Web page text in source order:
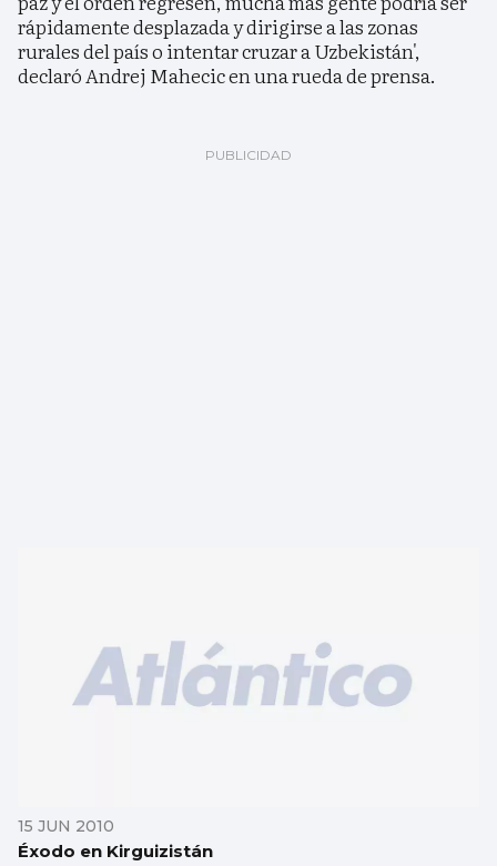
rápidamente desplazada y dirigirse a las zonas
rurales del país o intentar cruzar a Uzbekistán',
declaró Andrej Mahecic en una rueda de prensa.
15 JUN 2010
Éxodo en Kirguizistán